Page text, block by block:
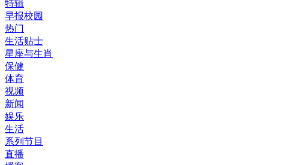
特辑
早报校园
热门
生活贴士
星座与生肖
保健
体育
视频
新闻
娱乐
生活
系列节目
直播